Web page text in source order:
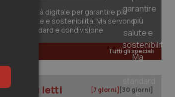
Sanità digitale per garantire più
salute e sostenibilità. Ma servono
standard e condivisione
Tutti gli speciali
I più letti [7 giorni] [30 giorni]